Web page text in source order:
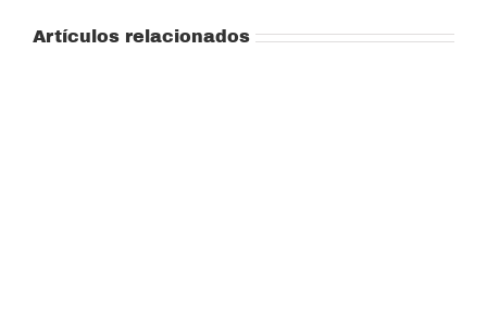
Artículos relacionados